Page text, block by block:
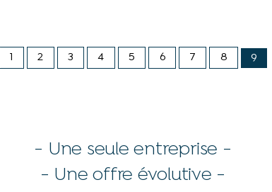
1 2 3 4 5 6 7 8 9
- Une seule entreprise -
- Une offre évolutive -